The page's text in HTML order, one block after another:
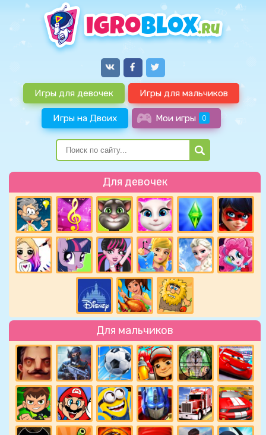
Игры для девочек Игры для мальчиков
Игры на Двоих Мои игры 0
Для девочек
Для мальчиков